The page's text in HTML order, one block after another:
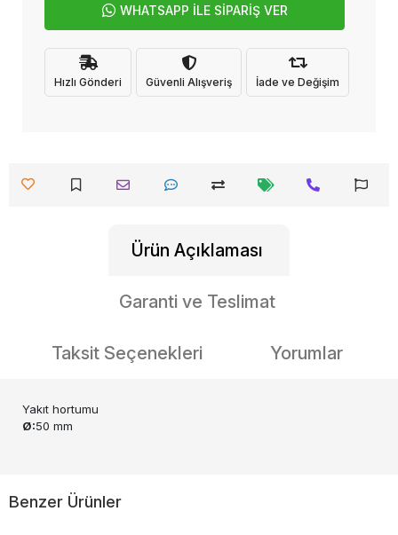
WHATSAPP İLE SİPARİŞ VER
Hızlı Gönderi Güvenli Alışveriş İade ve Değişim
Ürün Açıklaması
Garanti ve Teslimat
Taksit Seçenekleri Yorumlar
Yakıt hortumu
Ø:50 mm
Benzer Ürünler